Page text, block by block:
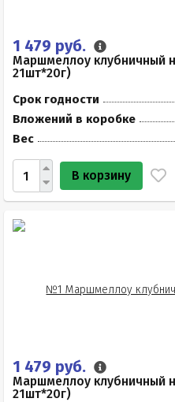
1 479 руб.
Маршмеллоу клубничный
21шт*20г)
Срок годности
Вложений в коробке
Вес
В корзину
1 479 руб.
Маршмеллоу клубничный
21шт*20г)